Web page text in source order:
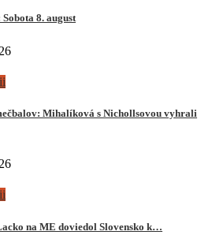
8. august
Mihalíková s Nichollsovou vyhrali
na ME doviedol Slovensko k…